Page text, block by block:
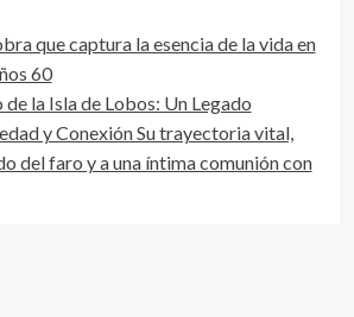
que captura la esencia de la vida en
60
la Isla de Lobos: Un Legado
y Conexión Su trayectoria vital,
del faro y a una íntima comunión con